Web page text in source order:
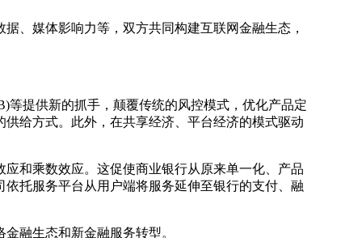
、媒体影响力等，双方共同构建互联网金融生态，
提供新的抓手，颠覆传统的风控模式，优化产品定
给方式。此外，在共享经济、平台经济的模式驱动
和乘数效应。这促使商业银行从原来单一化、产品
托服务平台从用户端将服务延伸至银行的支付、融
融生态和新金融服务转型。